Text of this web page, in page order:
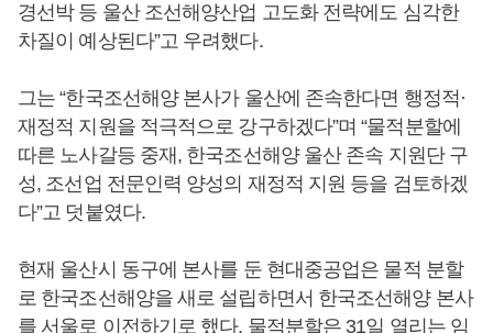
경선박 등 울산 조선해양산업 고도화 전략에도 심각한
차질이 예상된다”고 우려했다.
그는 “한국조선해양 본사가 울산에 존속한다면 행정적·
재정적 지원을 적극적으로 강구하겠다”며 “물적분할에
따른 노사갈등 중재, 한국조선해양 울산 존속 지원단 구
성, 조선업 전문인력 양성의 재정적 지원 등을 검토하겠
다”고 덧붙였다.
현재 울산시 동구에 본사를 둔 현대중공업은 물적 분할
로 한국조선해양을 새로 설립하면서 한국조선해양 본사
를 서울로 이전하기로 했다. 물적분할은 31일 열리는 임